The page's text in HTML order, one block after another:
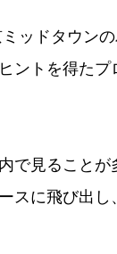
ッドタウン
ントを得たプ
で見ることが
スに飛び出し